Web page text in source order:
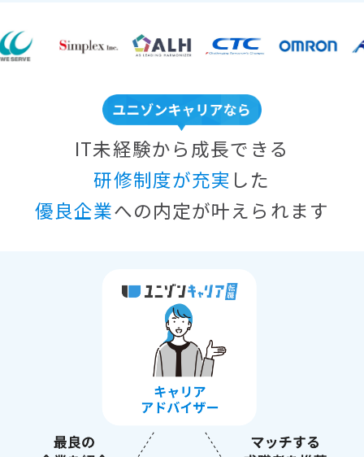
IT未経験から成長できる
研修制度が充実 した
優良企業への内定が叶えられます